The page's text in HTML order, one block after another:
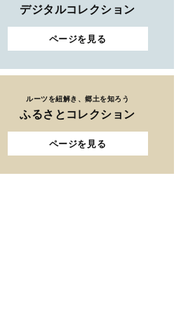
デジタルコレクション
ページを見る
ルーツを紐解き、郷土を知ろう
ふるさとコレクション
ページを見る